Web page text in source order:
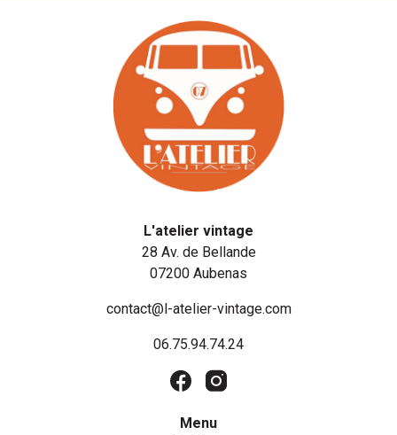
L'atelier vintage
28 Av. de Bellande
07200 Aubenas
contact@l-atelier-vintage.com
06.75.94.74.24
Menu